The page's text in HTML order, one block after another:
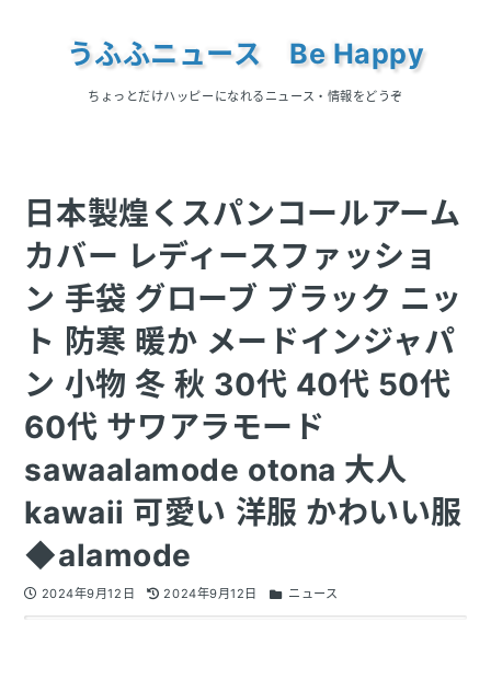
うふふニュース Be Happy
ちょっとだけハッピーになれるニュース・情報をどうぞ
日本製煌くスパンコールアーム
カバー レディースファッショ
ン 手袋 グローブ ブラック ニッ
ト 防寒 暖か メードインジャパ
ン 小物 冬 秋 30代 40代 50代
60代 サワアラモード
sawaalamode otona 大人
kawaii 可愛い 洋服 かわいい服
◆alamode
2024年9月12日 2024年9月12日 ニュース